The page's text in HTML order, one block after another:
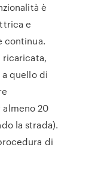
è
e
continua.
ricaricata,
a quello di
20
la strada).
di